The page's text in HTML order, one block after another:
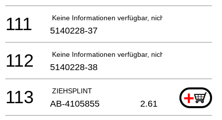
Keine Informationen verfügbar, nicht bestellbar
111 5140228-37
Keine Informationen verfügbar, nicht bestellbar
112 5140228-38
ZIEHSPLINT +
113 AB-4105855 2.61